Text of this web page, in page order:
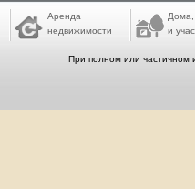
Аренда
недвижимости
Дома,
и
При полном или частичном